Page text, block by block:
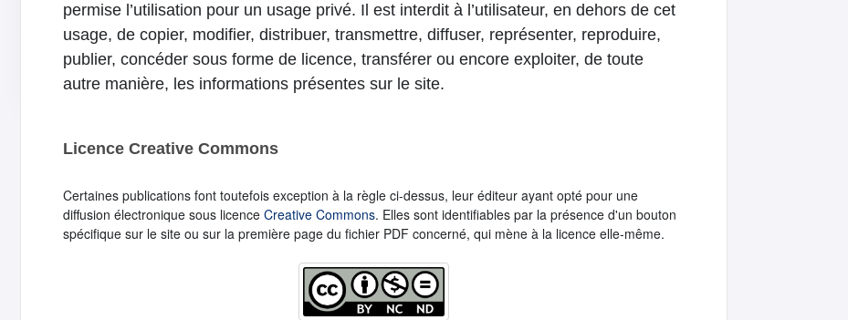
permise l’utilisation pour un usage privé. Il est interdit à l’utilisateur, en dehors de cet
usage, de copier, modifier, distribuer, transmettre, diffuser, représenter, reproduire,
publier, concéder sous forme de licence, transférer ou encore exploiter, de toute
autre manière, les informations présentes sur le site.
Licence Creative Commons
Certaines publications font toutefois exception à la règle ci-dessus, leur éditeur ayant opté pour une
diffusion électronique sous licence Creative Commons. Elles sont identifiables par la présence d'un bouton
spécifique sur le site ou sur la première page du fichier PDF concerné, qui mène à la licence elle-même.